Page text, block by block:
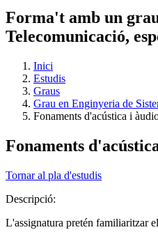
Forma't amb un
Telecomunicació,
Inici
Estudis
Graus
Grau en Enginyeria de
Fonaments d'acústica i
Fonaments
Tornar al pla d'estudis
Descripció:
L'assignatura pretén familiaritzar